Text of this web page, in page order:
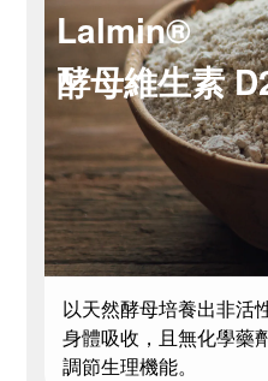
Lalmin®
酵母維生素
以天然酵母培養出非活
身體吸收，且無化學藥
調節生理機能。